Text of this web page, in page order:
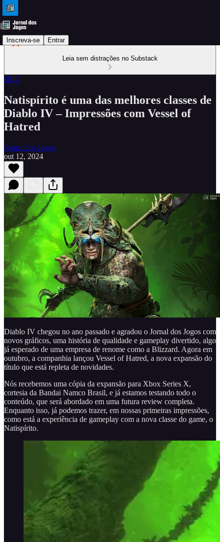
Inscreva-se Entrar
Leia sem distrações no Substack
DLC
Natispírito é uma das melhores classes de
Diablo IV – Impressões com Vessel of
Hatred
Jornal dos Jogos
out 12, 2024
Diablo IV chegou no ano passado e agradou o Jornal dos Jogos com
novos gráficos, uma história de qualidade e gameplay divertido, algo
já esperado de uma empresa de renome como a Blizzard. Agora em
outubro, a companhia lançou Vessel of Hatred, a nova expansão do
título que está repleta de novidades.
Nós recebemos uma cópia da expansão para Xbox Series X,
cortesia da Bandai Namco Brasil, e já estamos testando todo o
conteúdo, que será abordado em uma futura review completa.
Enquanto isso, já podemos trazer, em nossas primeiras impressões,
como está a experiência de gameplay com a nova classe do game, o
Natispírito.